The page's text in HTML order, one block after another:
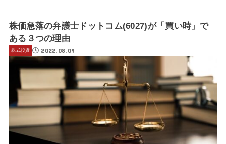
株価急落の弁護士ドットコム(6027)が「買い時」で
ある３つの理由
株式投資 2022.08.09